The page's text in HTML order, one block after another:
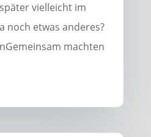
vielleicht im
noch etwas anderes?
machten